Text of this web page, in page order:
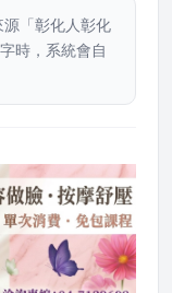
「彰化人彰化
時，系統會自